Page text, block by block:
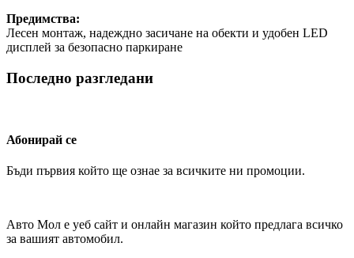
Предимства:
Лесен монтаж, надеждно засичане на обекти и удобен LED
дисплей за безопасно паркиране
Последно разгледани
Абонирай се
Бъди първия който ще ознае за всичките ни промоции.
Авто Мол е уеб сайт и онлайн магазин който предлага всичко
за вашият автомобил.